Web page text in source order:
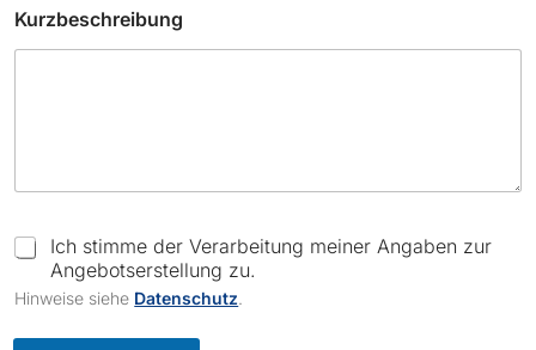
e
Kurzbeschreibung
C
h
e
c
k
Ich stimme der Verarbeitung meiner Angaben zur
Angebotserstellung zu.
Hinweise siehe Datenschutz